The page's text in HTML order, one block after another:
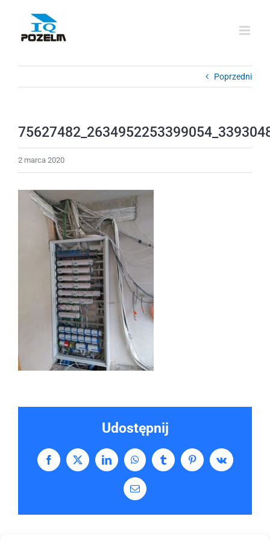
zawartości
Poprzedni
2 marca 2020
Udostępnij
Facebook
X LinkedInWhatsAppTumblr PinterestVk
Email